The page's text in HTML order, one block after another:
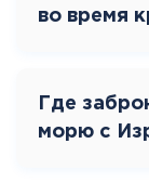
во время
Где
морю с